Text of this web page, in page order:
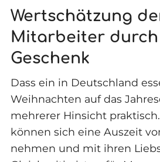
Wertschätzung
Mitarbeiter durch
Geschenk
Dass ein in Deutschland
Weihnachten auf das
mehrerer Hinsicht
können sich eine Auszeit
nehmen und mit ihren